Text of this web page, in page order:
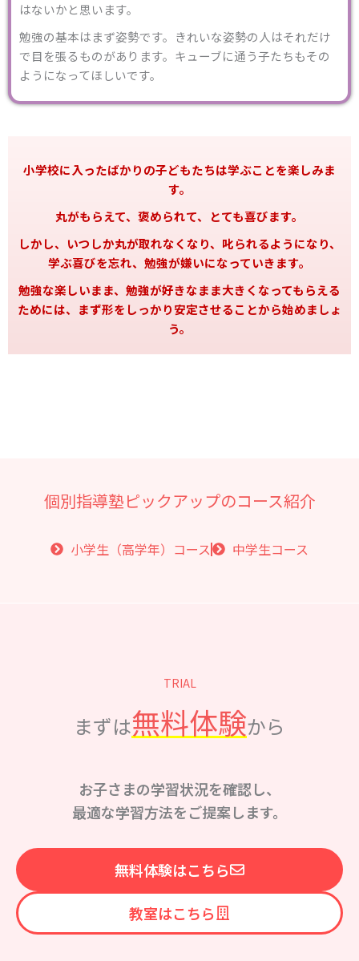
はないかと思います。
勉強の基本はまず姿勢です。きれいな姿勢の人はそれだけ
で目を張るものがあります。キューブに通う子たちもその
ようになってほしいです。
小学校に入ったばかりの子どもたちは学ぶことを楽しみま
す。
丸がもらえて、褒められて、とても喜びます。
しかし、いつしか丸が取れなくなり、叱られるようになり、
学ぶ喜びを忘れ、勉強が嫌いになっていきます。
勉強な楽しいまま、勉強が好きなまま大きくなってもらえる
ためには、まず形をしっかり安定させることから始めましょ
う。
個別指導塾ピックアップのコース紹介
小学生（高学年）コース 中学生コース
TRIAL
まずは無料体験から
お子さまの学習状況を確認し、
最適な学習方法をご提案します。
無料体験はこちら
教室はこちら